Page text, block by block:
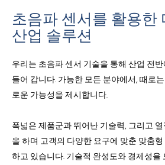
초음파 센서를 활용한
산업 솔루션
우리는 초음파 센서 기술을 통해 산업 전
들어 갑니다. 가능한 모든 분야에서, 때로
로운 가능성을 제시합니다.
폭넓은 제품군과 뛰어난 기술력, 그리고
을 하며 고객의 다양한 요구에 맞춘 맞춤
하고 있습니다. 기술적 완성도와 경제성을